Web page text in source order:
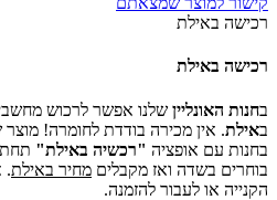
רכישה באילת
רכישה באילת
בחנות האונליין שלנו אפשר לרכוש
באילת. אין מכירה בודדת לחומרה!
בחנות עם אופציה "רכשיה באילת" תחת
בוחרים בשדה ואז מקבלים מחיר באילת.
הקנייה או לעבור להזמנה.